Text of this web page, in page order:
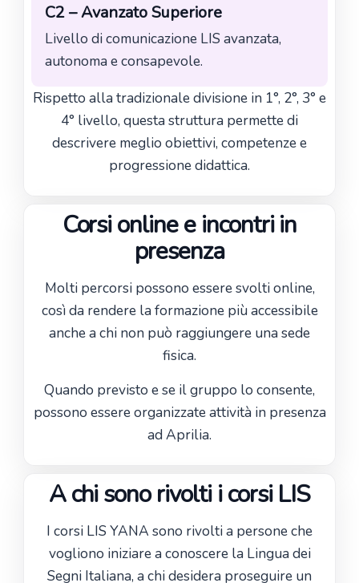
C2 – Avanzato Superiore
Livello di comunicazione LIS avanzata,
autonoma e consapevole.
Rispetto alla tradizionale divisione in 1°, 2°, 3° e
4° livello, questa struttura permette di
descrivere meglio obiettivi, competenze e
progressione didattica.
Corsi online e incontri in
presenza
Molti percorsi possono essere svolti online,
così da rendere la formazione più accessibile
anche a chi non può raggiungere una sede
fisica.
Quando previsto e se il gruppo lo consente,
possono essere organizzate attività in presenza
ad Aprilia.
A chi sono rivolti i corsi LIS
I corsi LIS YANA sono rivolti a persone che
vogliono iniziare a conoscere la Lingua dei
Segni Italiana, a chi desidera proseguire un